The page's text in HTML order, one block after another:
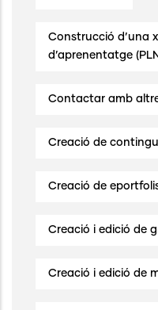
Construcció d’una
d’aprenentatge
Contactar amb
Creació de
Creació de
Creació i edició de
Creació i edició de